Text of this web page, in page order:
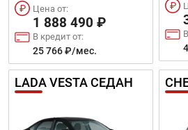
Цена от:
1 888 490 ₽
В кредит от:
25 766 ₽/мес.
LADA VESTA СЕДАН